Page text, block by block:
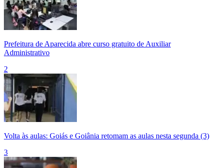
Prefeitura de Aparecida abre curso gratuito de Auxiliar
Administrativo
2
Volta às aulas: Goiás e Goiânia retomam as aulas nesta segunda (3)
3